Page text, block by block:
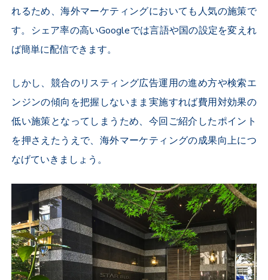
れるため、海外マーケティングにおいても人気の施策で
す。シェア率の高いGoogleでは言語や国の設定を変えれ
ば簡単に配信できます。
しかし、競合のリスティング広告運用の進め方や検索エ
ンジンの傾向を把握しないまま実施すれば費用対効果の
低い施策となってしまうため、今回ご紹介したポイント
を押さえたうえで、 海外マーケティングの成果向上につ
なげていきましょう。